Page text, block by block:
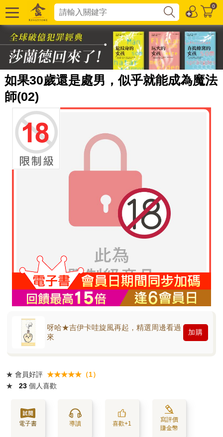
0
如果30歲還是處男，似乎就能成為魔法
師(02)
呀哈★吉伊卡哇旋風再起，精選周邊看過
來
加購
★ 會員好評 ★★★★★（1）
★
23 個人喜歡
電子書 導讀 喜歡+1
寫評價
賺金幣